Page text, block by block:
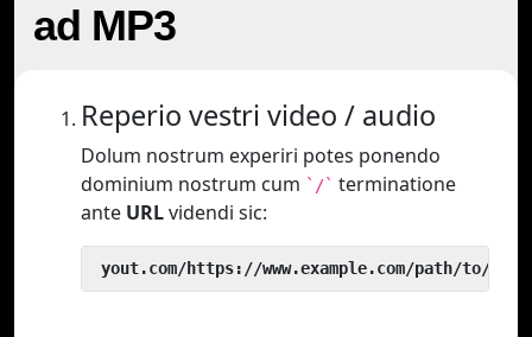
ad MP3
Reperio vestri video / audio
Dolum nostrum experiri potes ponendo
dominium nostrum cum `/` terminatione
ante URLvidendi sic:
yout.com/https://www.example.com/path/to/